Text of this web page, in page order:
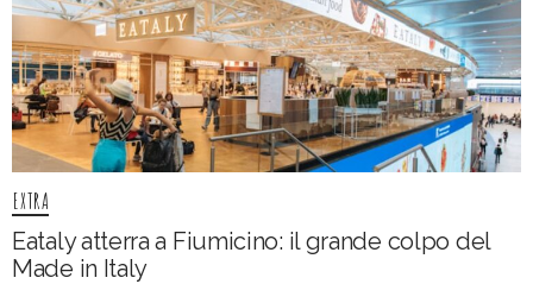
EXTRA
Eataly atterra a Fiumicino: il grande colpo del
Made in Italy